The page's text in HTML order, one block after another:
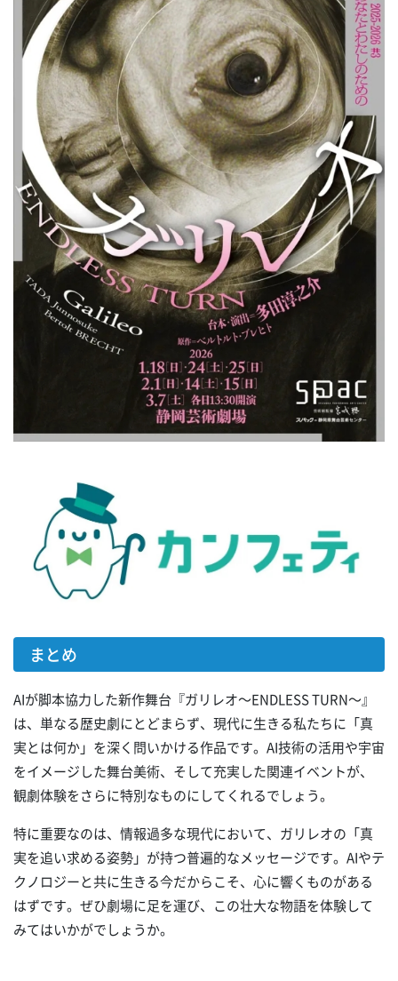
まとめ
AIが脚本協力した新作舞台『ガリレオ～ENDLESS TURN～』
は、単なる歴史劇にとどまらず、現代に生きる私たちに「真
実とは何か」を深く問いかける作品です。AI技術の活用や宇宙
をイメージした舞台美術、そして充実した関連イベントが、
観劇体験をさらに特別なものにしてくれるでしょう。
特に重要なのは、情報過多な現代において、ガリレオの「真
実を追い求める姿勢」が持つ普遍的なメッセージです。AIやテ
クノロジーと共に生きる今だからこそ、心に響くものがある
はずです。ぜひ劇場に足を運び、この壮大な物語を体験して
みてはいかがでしょうか。